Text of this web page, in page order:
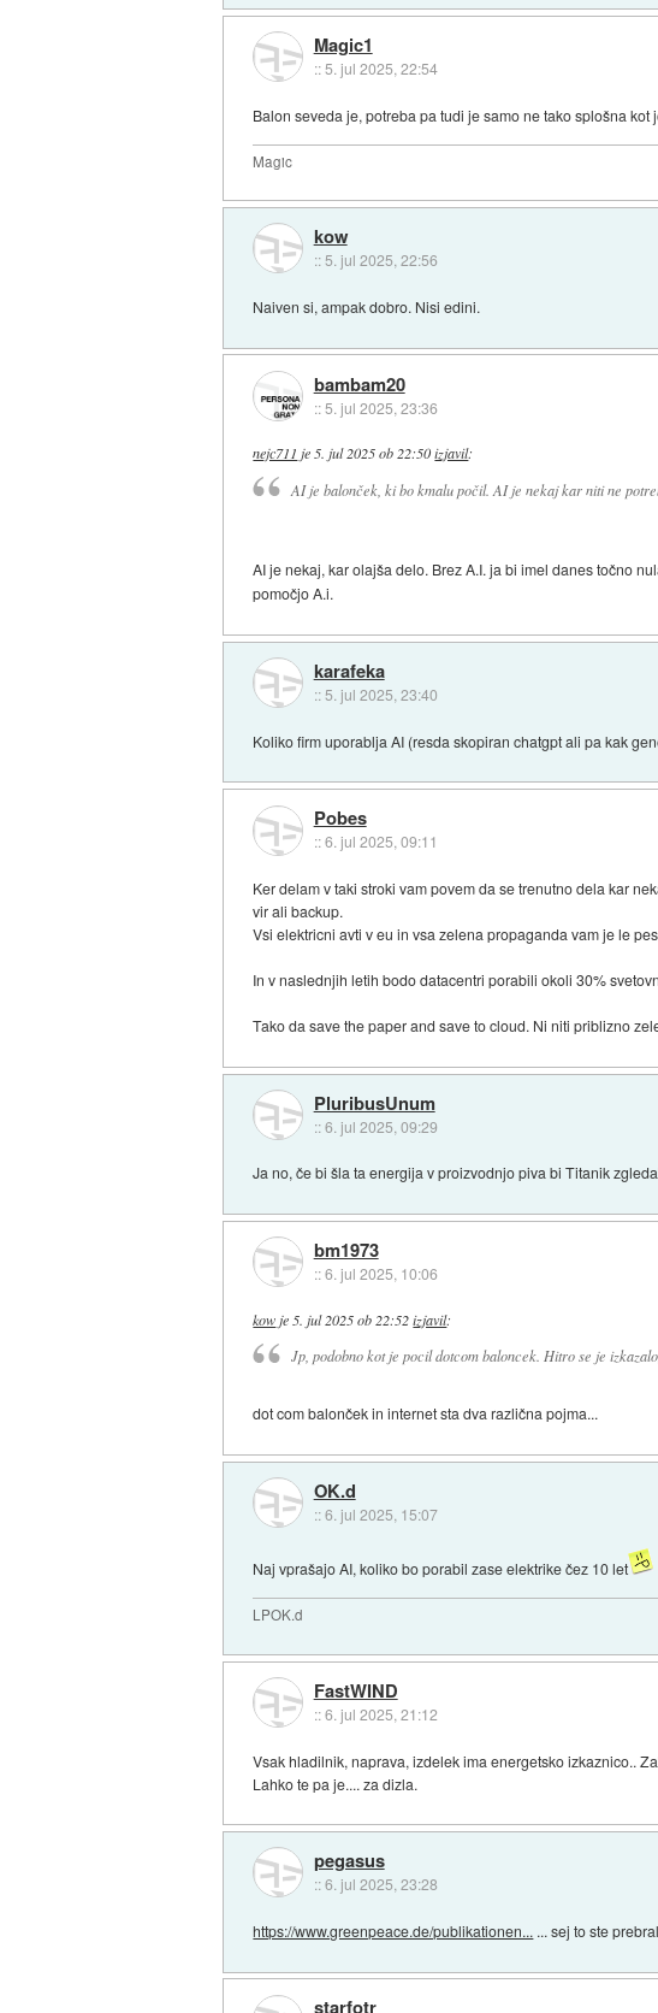
Magic1
::5. jul 2025, 22:54
Balon seveda je, potreba pa tudi je samo ne tako splošna kot
Magic
kow
:: 5. jul 2025, 22:56
Naiven si, ampak dobro. Nisi edini.
bambam20
::5. jul 2025, 23:36
nejc711 je5. jul 2025 ob 22:50 izjavil:
AI je balonček, ki bo kmalu počil. AI je nekaj kar niti ne
AI je nekaj, kar olajša delo. Brez A.I. ja bi imel danes točno
pomočjo A.i.
karafeka
:: 5. jul 2025, 23:40
Koliko firm uporablja AI (resda skopiran chatgpt ali pa kak
Pobes
::6. jul 2025, 09:11
Ker delam v taki stroki vam povem da se trenutno dela kar
vir ali backup.
Vsi elektricni avti v eu in vsa zelena propaganda vam je le
In v naslednjih letih bodo datacentri porabili okoli 30%
Tako da save the paper and save to cloud. Ni niti priblizno
PluribusUnum
::6. jul 2025, 09:29
Ja no, če bi šla ta energija v proizvodnjo piva bi Titanik
bm1973
::6. jul 2025, 10:06
kow je 5. jul 2025 ob 22:52 izjavil:
Jp, podobno kot je pocil dotcom baloncek. Hitro se je
dot com balonček in internet sta dva različna pojma...
OK.d
::6. jul 2025, 15:07
Naj vprašajo AI, koliko bo porabil zase elektrike čez 10 let
LPOK.d
FastWIND
::6. jul 2025, 21:12
Vsak hladilnik, naprava, izdelek ima energetsko izkaznico..
Lahko te pa je.... za dizla.
pegasus
::6. jul 2025, 23:28
https://www.greenpeace.de/publikationen... ... sej to ste
starfotr